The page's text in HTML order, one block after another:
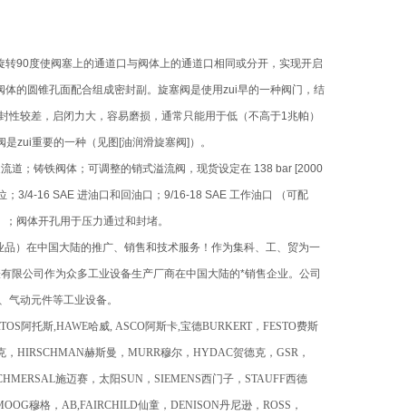
90度使阀塞上的通道口与阀体上的通道口相同或分开，实现开启
的圆锥孔面配合组成密封副。旋塞阀是使用zui早的一种阀门，结
较差，启闭力大，容易磨损，通常只能用于低（不高于1兆帕）
zui重要的一种（见图[油润滑旋塞阀]）。
道；铸铁阀体；可调整的销式溢流阀，现货设定在 138 bar [2000
3/4-16 SAE 进油口和回油口；9/16-18 SAE 工作油口 （可配
阀体开孔用于压力通过和封堵。
）在中国大陆的推广、销售和技术服务！作为集科、工、贸为一
限公司作为众多工业设备生产厂商在中国大陆的*销售企业。公司
动元件等工业设备。
阿托斯,HAWE哈威, ASCO阿斯卡,宝德BURKERT，FESTO费斯
HIRSCHMAN赫斯曼，MURR穆尔，HYDAC贺德克，GSR，
施迈赛，太阳SUN，SIEMENS西门子，STAUFF西德
穆格，AB,FAIRCHILD仙童，DENISON丹尼逊，ROSS，